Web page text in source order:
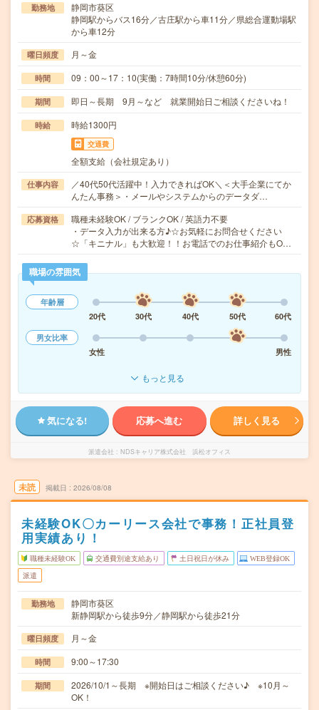
勤務地
静岡市葵区
静岡駅からバス16分／古庄駅から車11分／県総合運動場駅
から車12分
曜日頻度 月～金
時間 09：00～17：10(実働：7時間10分/休憩60分)
期間 即日～長期 9月～など 就業開始日ご相談くださいね！
時給 時給1300円
交通費
全額支給（会社規定あり）
仕事内容
／40代50代活躍中！入力できればOK＼＜大手企業にてか
んたん事務＞・メールやシステムからのデータダ…
応募資格
職種未経験OK / ブランクOK / 英語力不要
・データ入力が出来る方♪☆お気軽にお問合せください
☆「キニナル」も大歓迎！！お電話でのお仕事紹介もO…
職場の雰囲気
年齢層
20代
30代 40代 50代
60代
男女比率
女性
男性
もっと見る
気になる! 応募へ進む 詳しく見る
派遣会社 NDSキャリア株式会社 浜松オフィス
未読 掲載日 2026/08/08
未経験OK〇カーリース会社で事務！正社員登
用実績あり！
職種未経験OK 交通費別途支給あり 土日祝日が休み WEB登録OK
派遣
勤務地
静岡市葵区
新静岡駅から徒歩9分／静岡駅から徒歩21分
曜日頻度 月～金
時間 9:00～17:30
期間
2026/10/1～長期 ※開始日はご相談ください♪ ※10月～
OK！